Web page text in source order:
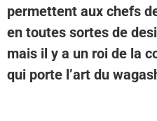
permettent aux chefs
en toutes sortes de
mais il y a un roi de la
qui porte l’art du